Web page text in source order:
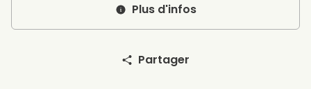
Plus d'infos
Partager